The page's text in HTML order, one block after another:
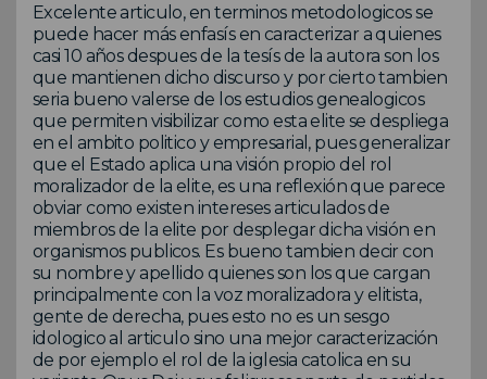
Excelente articulo, en terminos metodologicos se
puede hacer más enfasís en caracterizar a quienes
casi 10 años despues de la tesís de la autora son los
que mantienen dicho discurso y por cierto tambien
seria bueno valerse de los estudios genealogicos
que permiten visibilizar como esta elite se despliega
en el ambito politico y empresarial, pues generalizar
que el Estado aplica una visión propio del rol
moralizador de la elite, es una reflexión que parece
obviar como existen intereses articulados de
miembros de la elite por desplegar dicha visión en
organismos publicos. Es bueno tambien decir con
su nombre y apellido quienes son los que cargan
principalmente con la voz moralizadora y elitista,
gente de derecha, pues esto no es un sesgo
idologico al articulo sino una mejor caracterización
de por ejemplo el rol de la iglesia catolica en su